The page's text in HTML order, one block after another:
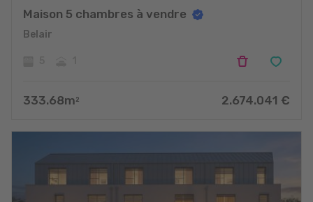
Maison 5 chambres à vendre
Belair
333.68m 2 2.674.041 €